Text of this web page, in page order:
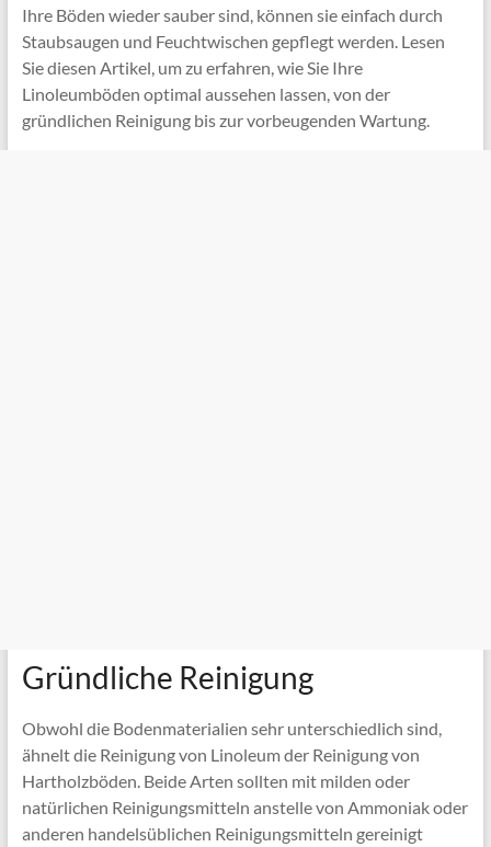
Ihre Böden wieder sauber sind, können sie einfach durch
Staubsaugen und Feuchtwischen gepflegt werden. Lesen
Sie diesen Artikel, um zu erfahren, wie Sie Ihre
Linoleumböden optimal aussehen lassen, von der
gründlichen Reinigung bis zur vorbeugenden Wartung.
Gründliche Reinigung
Obwohl die Bodenmaterialien sehr unterschiedlich sind,
ähnelt die Reinigung von Linoleum der Reinigung von
Hartholzböden. Beide Arten sollten mit milden oder
natürlichen Reinigungsmitteln anstelle von Ammoniak oder
anderen handelsüblichen Reinigungsmitteln gereinigt